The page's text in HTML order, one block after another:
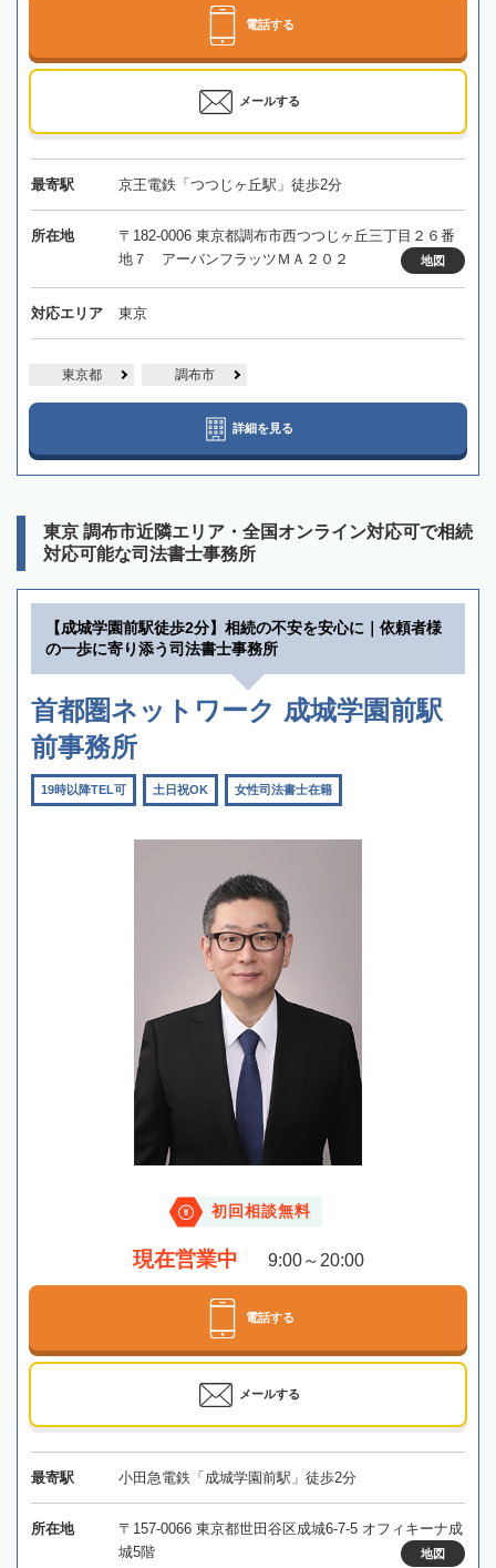
電話する
メールする
最寄駅 京王電鉄「つつじヶ丘駅」徒歩2分
所在地
〒182-0006 東京都調布市西つつじヶ丘三丁目２６番
地７ アーバンフラッツＭＡ２０２
地図
対応エリア 東京
東京都 調布市
詳細を見る
東京 調布市近隣エリア・全国オンライン対応可で相続
対応可能な司法書士事務所
【成城学園前駅徒歩2分】相続の不安を安心に｜依頼者様
の一歩に寄り添う司法書士事務所
首都圏ネットワーク 成城学園前駅
前事務所
19時以降TEL可 土日祝OK 女性司法書士在籍
初回相談無料
現在営業中 9:00～20:00
電話する
メールする
最寄駅 小田急電鉄「成城学園前駅」徒歩2分
所在地
〒157-0066 東京都世田谷区成城6-7-5 オフィキーナ成
城5階
地図